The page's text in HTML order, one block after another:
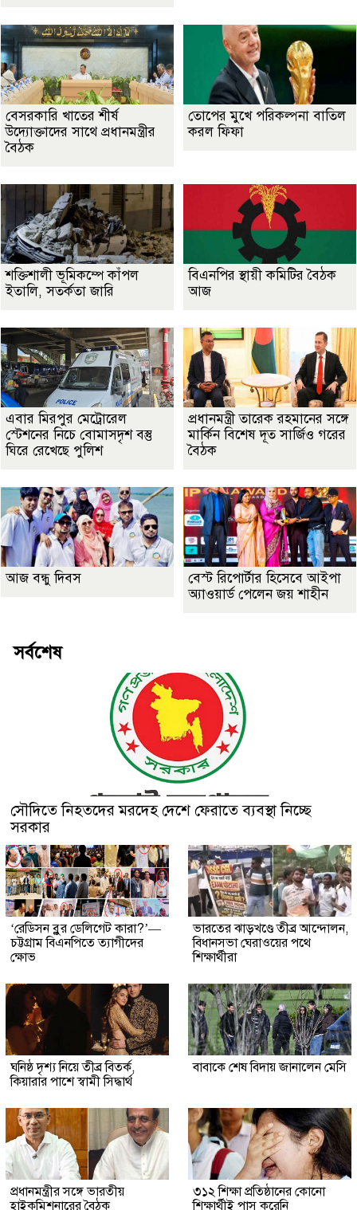
বেসরকারি খাতের শীর্ষ
উদ্যোক্তাদের সাথে প্রধানমন্ত্রীর
বৈঠক
তোপের মুখে পরিকল্পনা বাতিল
করল ফিফা
শক্তিশালী ভূমিকম্পে কাঁপল
ইতালি, সতর্কতা জারি
বিএনপির স্থায়ী কমিটির বৈঠক
আজ
এবার মিরপুর মেট্রোরেল
স্টেশনের নিচে বোমাসদৃশ বস্তু
ঘিরে রেখেছে পুলিশ
প্রধানমন্ত্রী তারেক রহমানের সঙ্গে
মার্কিন বিশেষ দূত সার্জিও গরের
বৈঠক
আজ বন্ধু দিবস
বেস্ট রিপোর্টার হিসেবে আইপা
অ্যাওয়ার্ড পেলেন জয় শাহীন
সর্বশেষ
সৌদিতে নিহতদের মরদেহ দেশে ফেরাতে ব্যবস্থা নিচ্ছে
সরকার
‘রেডিসন ব্লুর ডেলিগেট কারা?’—
চট্টগ্রাম বিএনপিতে ত্যাগীদের
ক্ষোভ
ভারতের ঝাড়খণ্ডে তীব্র আন্দোলন,
বিধানসভা ঘেরাওয়ের পথে
শিক্ষার্থীরা
ঘনিষ্ঠ দৃশ্য নিয়ে তীব্র বিতর্ক,
কিয়ারার পাশে স্বামী সিদ্ধার্থ
বাবাকে শেষ বিদায় জানালেন মেসি
প্রধানমন্ত্রীর সঙ্গে ভারতীয়
হাইকমিশনারের বৈঠক
৩১২ শিক্ষা প্রতিষ্ঠানের কোনো
শিক্ষার্থীই পাস করেনি